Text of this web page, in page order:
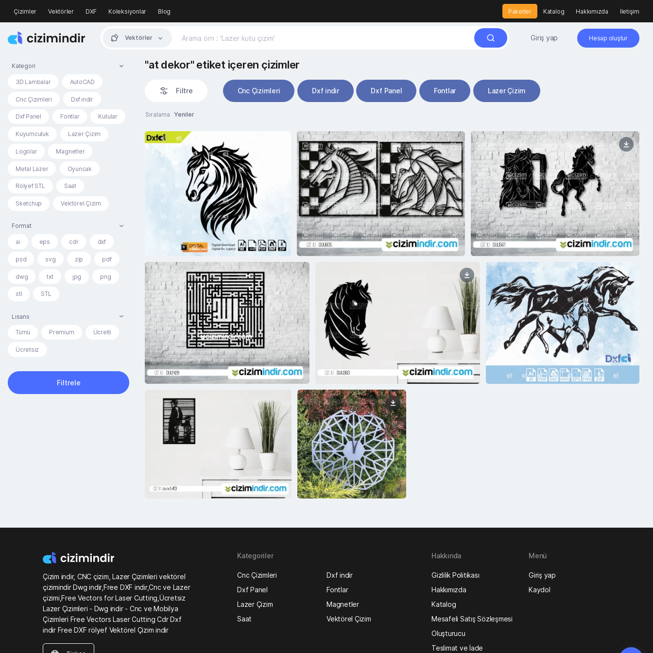
Çizimler Vektörler DXF Koleksiyonlar Blog Paketler Katalog Hakkımızda İletişim
Vektörler Giriş yap Hesap oluştur
Kategori
3D Lambalar AutoCAD
Cnc Çizimleri Dxf indir
Dxf Panel Fontlar Kutular
Kuyumculuk Lazer Çizim
Logolar Magnetler
Metal Lazer Oyuncak
Rölyef STL Saat
Sketchup Vektörel Çizim
Format
ai eps cdr dxf
psd svg zip pdf
dwg txt jpg png
stl STL
Lisans
Tümü Premium Ücretli
Ücretsiz
Filtrele
"at dekor" etiket içeren çizimler
Filtre Cnc Çizimleri Dxf indir Dxf Panel Fontlar Lazer Çizim
Sıralama Yeniler
Çizim indir, CNC çizim, Lazer Çizimleri vektörel
çizimindir Dwg indir,Free DXF indir,Cnc ve Lazer
çizimi,Free Vectors for Laser Cutting,Ücretsiz
Lazer Çizimleri - Dwg indir - Cnc ve Mobilya
Çizimleri Free Vectors Laser Cutting Cdr Dxf
indir Free DXF rölyef Vektörel Çizim indir
Kategoriler
Cnc Çizimleri
Dxf indir
Dxf Panel
Fontlar
Lazer Çizim
Magnetler
Saat
Vektörel Çizim
Hakkında
Gizlilik Politikası
Hakkımızda
Katalog
Mesafeli Satış Sözleşmesi
Oluşturucu
Teslimat ve İade
Menü
Giriş yap
Kaydol